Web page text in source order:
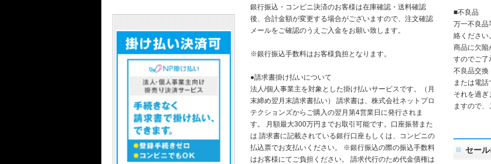
銀行振込・コンビニ決済のお客様は在庫確認・送料確認
後、合計金額が変更する場合がございますので、注文確認
メールをご確認のうえご入金をお願い致します。
※銀行振込手数料はお客様負担となります。
●請求書掛け払いについて
法人/個人事業主を対象とした掛け払いサービスです。（月
末締め翌月末請求書払い） 請求書は、株式会社ネットプロ
テクションズからご購入の翌月第4営業日に発行されま
す。 月額最大300万円までお取引可能です。口座振替また
は 請求書に記載されている銀行口座もしくは、コンビニの
払込票でお支払いください。 ※銀行振込の際の振込手数料
はお客様にてご負担ください。 請求代行のため代金債権は
■不良品
万一不良品
絡ください。
商品に欠陥
すのでご了
不良品交換
または電話
それを過ぎ
ますので、
セー